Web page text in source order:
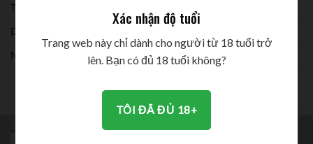
Thời gian ủ:
Dung tích:
Nồng độ:
THƯỞNG THỨC
Xác nhận độ tuổi
Trang web này chỉ dành cho người từ 18 tuổi trở
lên. Bạn có đủ 18 tuổi không?
TÔI ĐÃ ĐỦ 18+